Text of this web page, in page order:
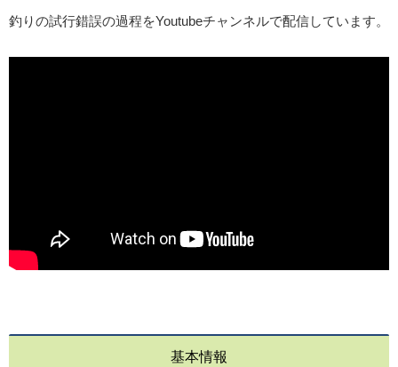
釣りの試行錯誤の過程をYoutubeチャンネルで配信しています。
基本情報